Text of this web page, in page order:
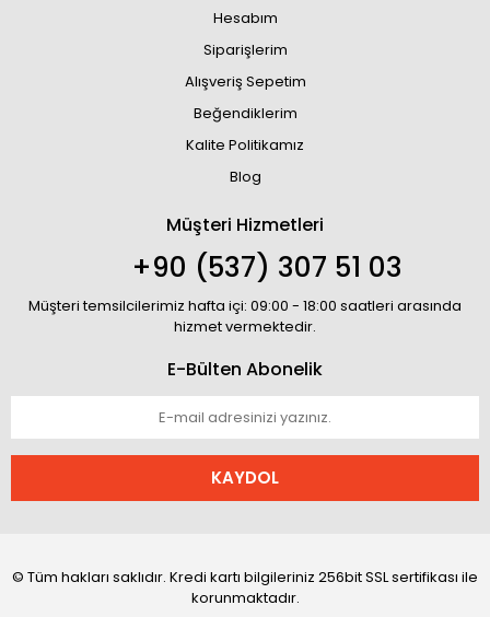
Hesabım
Siparişlerim
Alışveriş Sepetim
Beğendiklerim
Kalite Politikamız
Blog
Müşteri Hizmetleri
+90 (537) 307 51 03
Müşteri temsilcilerimiz hafta içi: 09:00 - 18:00 saatleri arasında
hizmet vermektedir.
E-Bülten Abonelik
KAYDOL
© Tüm hakları saklıdır. Kredi kartı bilgileriniz 256bit SSL sertifikası ile
korunmaktadır.